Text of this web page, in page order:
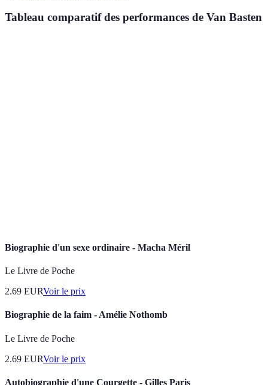
Tableau comparatif des performances de Van Basten
Biographie d'un sexe ordinaire - Macha Méril
Le Livre de Poche
2.69 EURVoir le prix
Biographie de la faim - Amélie Nothomb
Le Livre de Poche
2.69 EURVoir le prix
Autobiographie d'une Courgette - Gilles Paris